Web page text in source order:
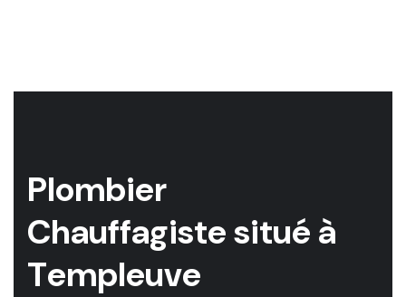
Plombier
Chauffagistesitué à
Templeuve